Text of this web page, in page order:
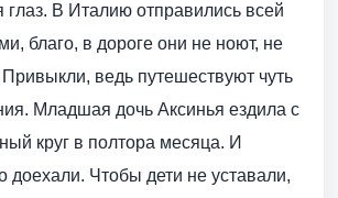
глаз. В Италию отправились всей
благо, в дороге они не ноют, не
Привыкли, ведь путешествуют чуть
Младшая дочь Аксинья ездила с
круг в полтора месяца. И
доехали. Чтобы дети не уставали,